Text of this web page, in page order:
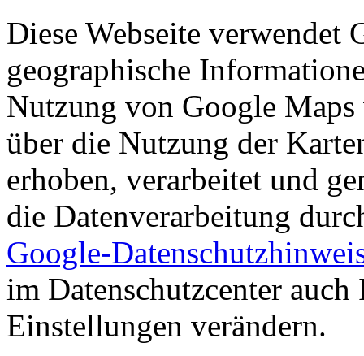
Diese Webseite verwendet
geographische
Nutzung von Google
über die Nutzung der
erhoben, verarbeitet und
die Datenverarbeitung
Google-
im Datenschutzcenter
Einstellungen verändern.